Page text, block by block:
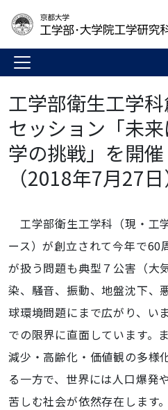
工学部衛生工学
セッション「未
学の挑戦」を開
（2018年7月27日
工学部衛生工学科（現・工
ース）が創立されて今年で60
が扱う問題も典型７公害（大
染、騒音、振動、地盤沈下、
球環境問題にまで広がり、い
での限界に直面しています。
減少・高齢化・価値観の多様
る一方で、世界には人口爆発
苦しむ社会が依然存在します。